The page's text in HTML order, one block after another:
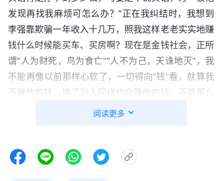
发现再找我麻烦可怎么办？”正在我纠结时，我想到
李强靠欺骗一年收入十几万，照我这样老老实实地赚
钱什么时候能买车、买房啊？现在是金钱社会，正所
谓“人为财死，鸟为食亡”“人不为己，天诛地灭”，我
不能再像以前那样心软了，一切得向“钱”看，就算我
不赚他的钱，换了别人同样也会赚他的钱。不管那么
多了，还是先把钱挣到手再说，反正老板也不知道空
的是电脑板烧坏了，有的是制冷系统出了问题，总之
阅读更多